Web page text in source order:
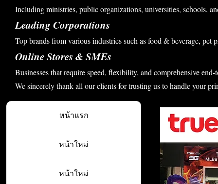
Including ministries, public organizations, universities, schools,
Leading Corporations
Top brands from various industries such as food & beverage, pet
Online Stores & SMEs
Businesses that require speed, flexibility, and comprehensive
We sincerely thank all our clients for trusting us to handle your
หน้าแรก
หน้าใหม่
หน้าใหม่